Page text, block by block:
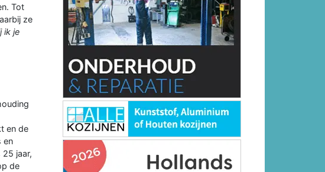
Tot
ze
ik je
en de
en
jaar,
de